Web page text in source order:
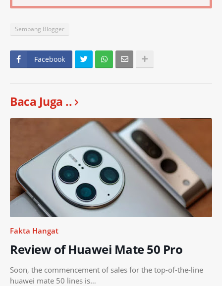
Sembang Blogger
Facebook
Baca Juga ..
Fakta Hangat
Review of Huawei Mate 50 Pro
Soon, the commencement of sales for the top-of-the-line
huawei mate 50 lines is…